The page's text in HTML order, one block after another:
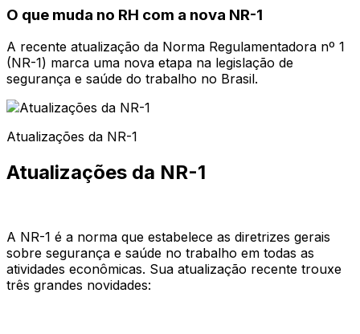
O que muda no RH com a nova NR-1
A recente atualização da Norma Regulamentadora nº 1
(NR-1) marca uma nova etapa na legislação de
segurança e saúde do trabalho no Brasil.
Atualizações da NR-1
Atualizações da NR-1
A NR-1 é a norma que estabelece as diretrizes gerais
sobre segurança e saúde no trabalho em todas as
atividades econômicas. Sua atualização recente trouxe
três grandes novidades: